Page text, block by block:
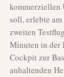
kommerziellen
soll, erlebte
zweiten
Minuten in der
Cockpit zur
anhaltenden